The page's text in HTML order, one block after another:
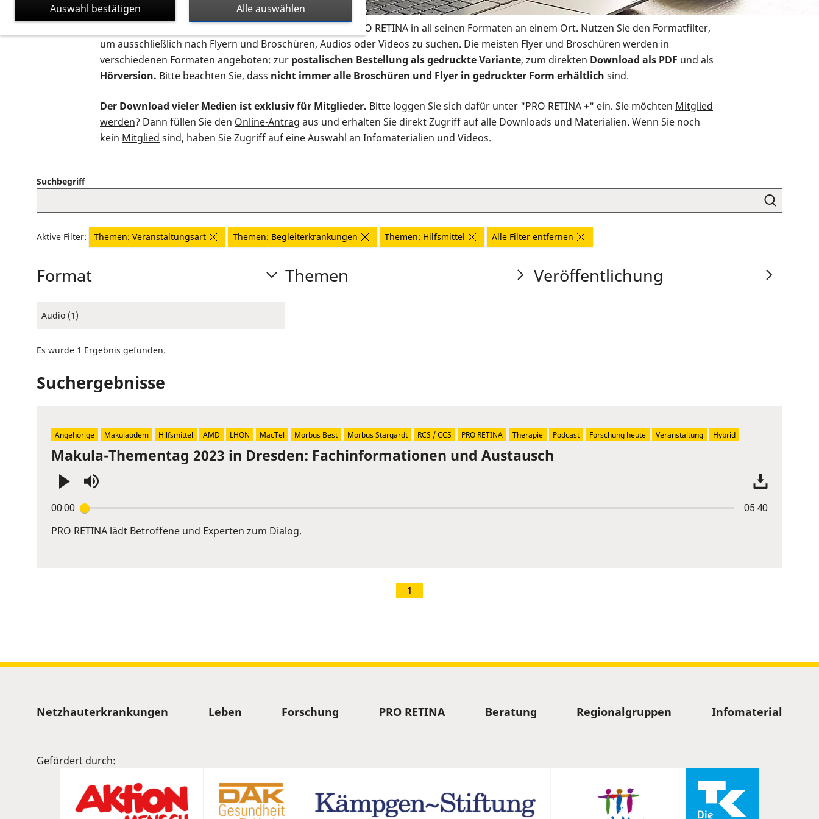
Auf dieser Seite finden Sie sämtliches Infomaterial der PRO RETINA in all seinen Formaten an einem Ort. Nutzen Sie den Formatfilter,
um ausschließlich nach Flyern und Broschüren, Audios oder Videos zu suchen. Die meisten Flyer und Broschüren werden in
verschiedenen Formaten angeboten: zur postalischen Bestellung als gedruckte Variante, zum direkten Download als PDF und als
Hörversion. Bitte beachten Sie, dass nicht immer alle Broschüren und Flyer in gedruckter Form erhältlich sind.
Der Download vieler Medien ist exklusiv für Mitglieder. Bitte loggen Sie sich dafür unter "PRO RETINA +" ein. Sie möchten Mitglied
werden? Dann füllen Sie den Online-Antrag aus und erhalten Sie direkt Zugriff auf alle Downloads und Materialien. Wenn Sie noch
kein Mitglied sind, haben Sie Zugriff auf eine Auswahl an Infomaterialien und Videos.
Suchbegriff
Aktive Filter: Themen: Veranstaltungsart Themen: Begleiterkrankungen Themen: Hilfsmittel Alle Filter entfernen
Format
Audio (1)
Themen Veröffentlichung
Es wurde 1 Ergebnis gefunden.
Suchergebnisse
Makula-Thementag 2023 in Dresden: Fachinformationen und Austausch
00:00 05:40
Enter
or
PRO RETINA lädt Betroffene und Experten zum Dialog.
Angehörige Makulaödem Hilfsmittel AMD LHON MacTel Morbus Best Morbus Stargardt RCS / CCS PRO RETINA Therapie Podcast Forschung heute Veranstaltung Hybrid
1
Sitemap
Netzhauterkrankungen Leben Forschung PRO RETINA Beratung Regionalgruppen Infomaterial
Gefördert durch:
Alle auswählen
Auswahl bestätigen